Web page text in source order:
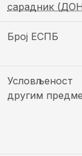
сарадник
Број ЕСПБ
Условљеност
другим